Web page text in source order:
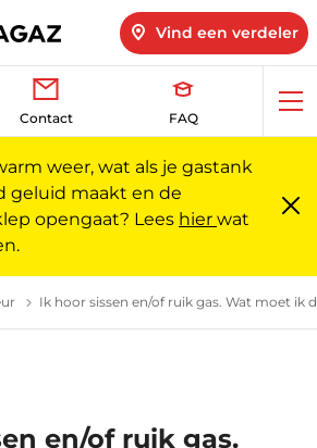
Vind een verdeler
Contact FAQ
weer, wat als je gastank
geluid maakt en de
opengaat? Lees hier wat
veelgestelde vragen | Primagaz
Wat doen bij gasgeur of een gaslek? |
Ik hoor sissen en/of ruik gas. Wat moet ik
en/of ruik gas.